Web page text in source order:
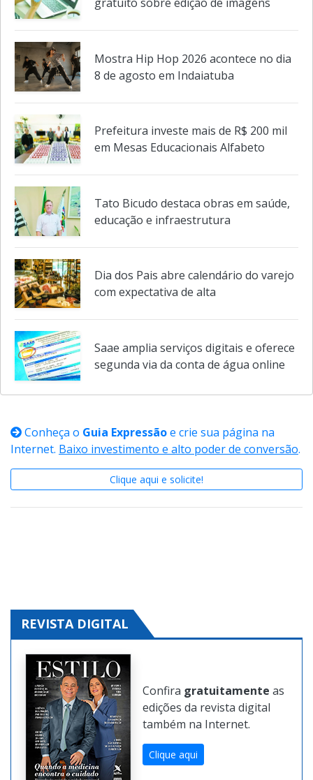
gratuito sobre edição de imagens
Mostra Hip Hop 2026 acontece no dia
8 de agosto em Indaiatuba
Prefeitura investe mais de R$ 200 mil
em Mesas Educacionais Alfabeto
Tato Bicudo destaca obras em saúde,
educação e infraestrutura
Dia dos Pais abre calendário do varejo
com expectativa de alta
Saae amplia serviços digitais e oferece
segunda via da conta de água online
Conheça o Guia Expressãoe crie sua página na
Internet. Baixo investimento e alto poder de conversão.
Clique aqui e solicite!
REVISTA DIGITAL
Confira gratuitamente as
edições da revista digital
também na Internet.
Clique aqui